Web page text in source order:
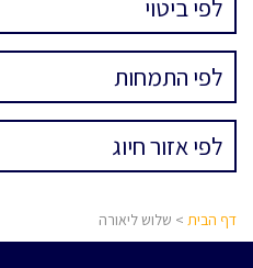
דף הבית > שלוש ליאורה